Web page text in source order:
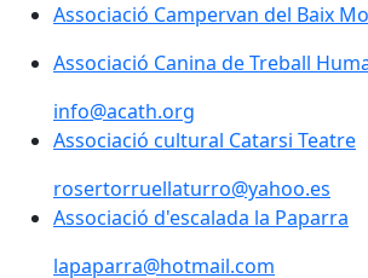
Associació Campervan del Baix
Associació Canina de Treball
info@acath.org
Associació cultural Catarsi Teatre
rosertorruellaturro@yahoo.es
Associació d'escalada la Paparra
lapaparra@hotmail.com